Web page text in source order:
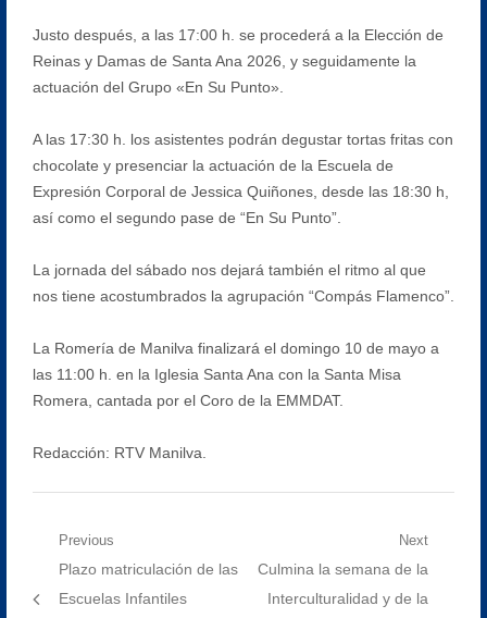
Justo después, a las 17:00 h. se procederá a la Elección de
Reinas y Damas de Santa Ana 2026, y seguidamente la
actuación del Grupo «En Su Punto».
A las 17:30 h. los asistentes podrán degustar tortas fritas con
chocolate y presenciar la actuación de la Escuela de
Expresión Corporal de Jessica Quiñones, desde las 18:30 h,
así como el segundo pase de “En Su Punto”.
La jornada del sábado nos dejará también el ritmo al que
nos tiene acostumbrados la agrupación “Compás Flamenco”.
La Romería de Manilva finalizará el domingo 10 de mayo a
las 11:00 h. en la Iglesia Santa Ana con la Santa Misa
Romera, cantada por el Coro de la EMMDAT.
Redacción: RTV Manilva.
Navegación
Previous
Previous
post:
Plazo matriculación de las
Escuelas Infantiles
Next
Next
post:
Culmina la semana de la
Interculturalidad y de la